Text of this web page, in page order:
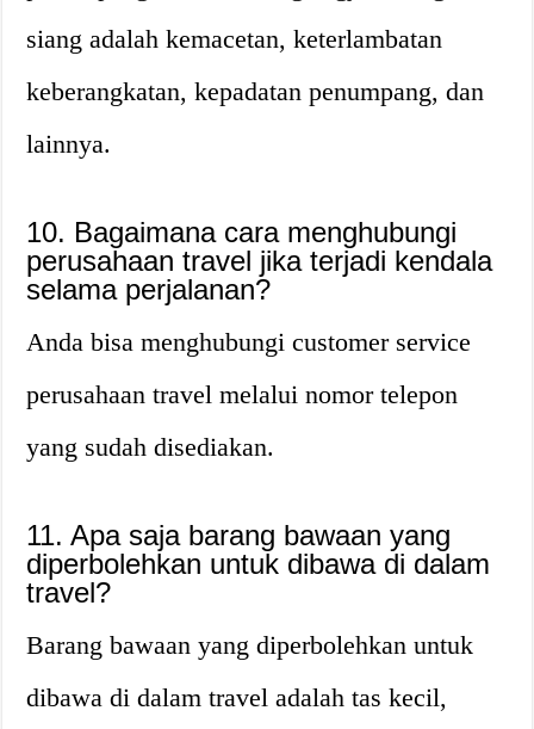
siang adalah kemacetan, keterlambatan
keberangkatan, kepadatan penumpang, dan
lainnya.
10. Bagaimana cara menghubungi
perusahaan travel jika terjadi kendala
selama perjalanan?
Anda bisa menghubungi customer service
perusahaan travel melalui nomor telepon
yang sudah disediakan.
11. Apa saja barang bawaan yang
diperbolehkan untuk dibawa di dalam
travel?
Barang bawaan yang diperbolehkan untuk
dibawa di dalam travel adalah tas kecil,